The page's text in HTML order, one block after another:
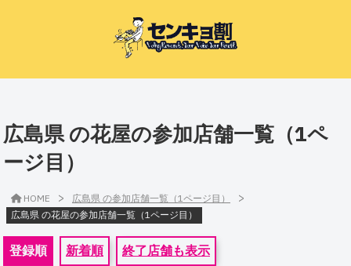
広島県 の花屋の参加店舗一覧（1ペ
ージ目）
HOME > 広島県 の参加店舗一覧（1ページ目） >
広島県 の花屋の参加店舗一覧（1ページ目）
登録順 新着順 終了店舗も表示